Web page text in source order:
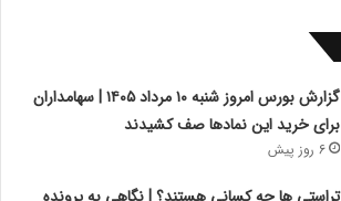
گزارش بورس امروز شنبه ۱۰ مرداد ۱۴۰۵ | سهامداران
برای خرید این نمادها صف کشیدند
6 روز پیش